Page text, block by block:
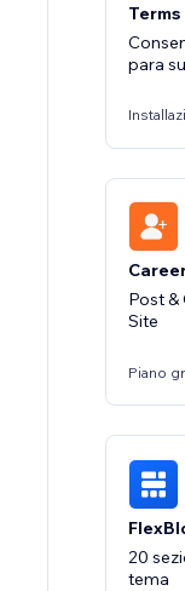
Terms
para
Post
Site
Piano
20
tema